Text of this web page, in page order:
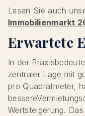
Lesen Sie auch
Immobilienmarkt
Erwartete
In der
zentraler Lage mit
pro Quadratmeter,
Wertsteigerung.